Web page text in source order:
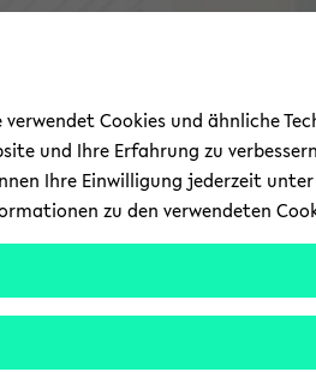
verwendet Cookies und ähnliche
und Ihre Erfahrung zu
Ihre Einwilligung jederzeit unter
zu den verwendeten